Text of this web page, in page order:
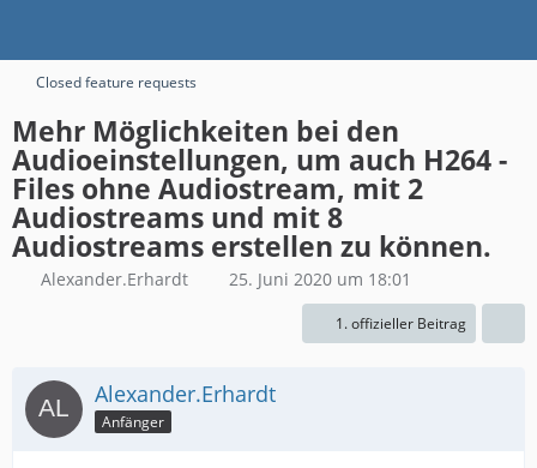
Closed feature requests
Mehr Möglichkeiten bei den
Audioeinstellungen, um auch H264 -
Files ohne Audiostream, mit 2
Audiostreams und mit 8
Audiostreams erstellen zu können.
Alexander.Erhardt 25. Juni 2020 um 18:01
1. offizieller Beitrag
Alexander.Erhardt
Anfänger